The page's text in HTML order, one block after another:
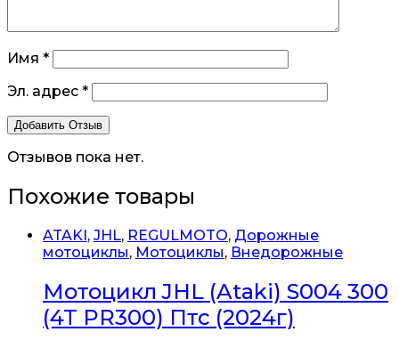
Имя *
Эл. адрес *
Отзывов пока нет.
Похожие товары
ATAKI, JHL, REGULMOTO, Дорожные
мотоциклы, Мотоциклы, Внедорожные
Мотоцикл JHL (Ataki) S004 300
(4T PR300) Птс (2024г)